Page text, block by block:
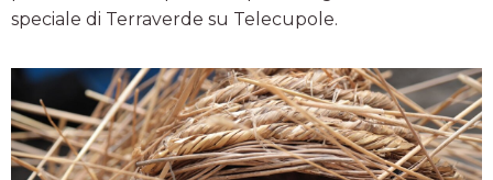
speciale di Terraverde su Telecupole.